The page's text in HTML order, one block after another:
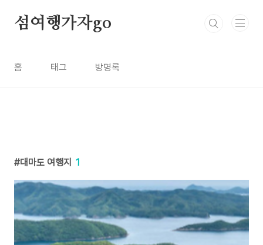
섬여행가자go
홈 태그 방명록
대마도 여행지 1